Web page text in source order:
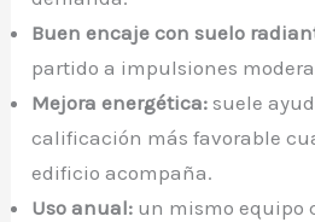
Buen encaje con suelo
partido a impulsiones
Mejora energética: suele
calificación más favorable
edificio acompaña.
Uso anual: un mismo equipo